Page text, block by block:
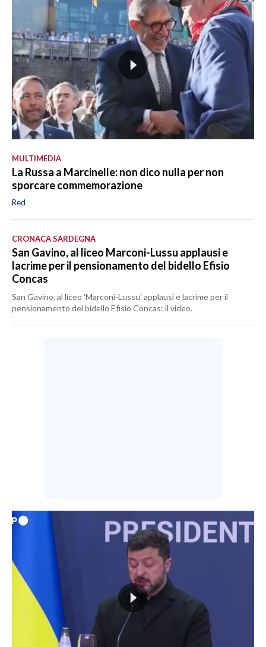
MULTIMEDIA
La Russa a Marcinelle: non dico nulla per non
sporcare commemorazione
Red
CRONACA SARDEGNA
San Gavino, al liceo Marconi-Lussu applausi e
lacrime per il pensionamento del bidello Efisio
Concas
San Gavino, al liceo 'Marconi-Lussu' applausi e lacrime per il
pensionamento del bidello Efisio Concas: il video.